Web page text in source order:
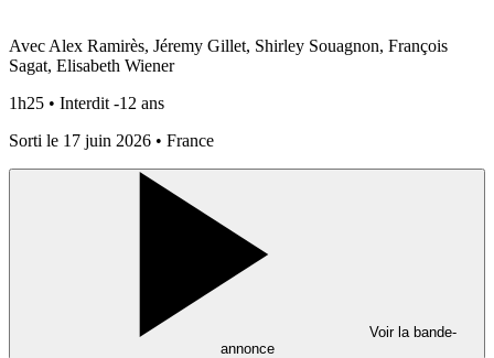
Avec Alex Ramirès, Jéremy Gillet, Shirley Souagnon, François
Sagat, Elisabeth Wiener
1h25 • Interdit -12 ans
Sorti le 17 juin 2026 • France
Voir la bande-
annonce